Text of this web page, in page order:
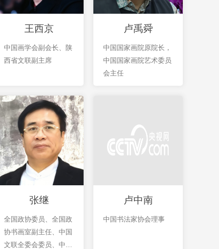
王西京
中国画学会副会长、陕
西省文联副主席
卢禹舜
中国国家画院原院长，
中国国家画院艺术委员
会主任
张继
全国政协委员、全国政
协书画室副主任、中国
文联全委会委员、中国
卢中南
中国书法家协会理事